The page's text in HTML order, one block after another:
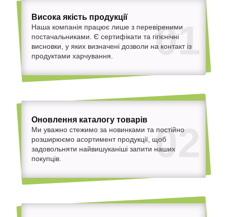
01
Висока якість продукції
Наша компанія працює лише з перевіреними
постачальниками. Є сертифікати та гігієнічні
висновки, у яких визначені дозволи на контакт із
продуктами харчування.
02
Оновлення каталогу товарів
Ми уважно стежимо за новинками та постійно
розширюємо асортимент продукції, щоб
задовольняти найвишуканіші запити наших
покупців.